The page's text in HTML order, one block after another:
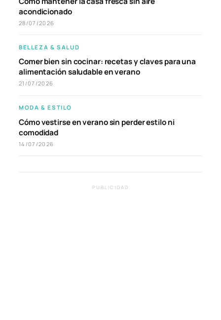
acondicionado
28/07/2026
BELLEZA & SALUD
Comer bien sin cocinar: recetas y claves para una
alimentación saludable en verano
21/07/2026
MODA & ESTILO
Cómo vestirse en verano sin perder estilo ni
comodidad
14/07/2026
PUBLICIDAD